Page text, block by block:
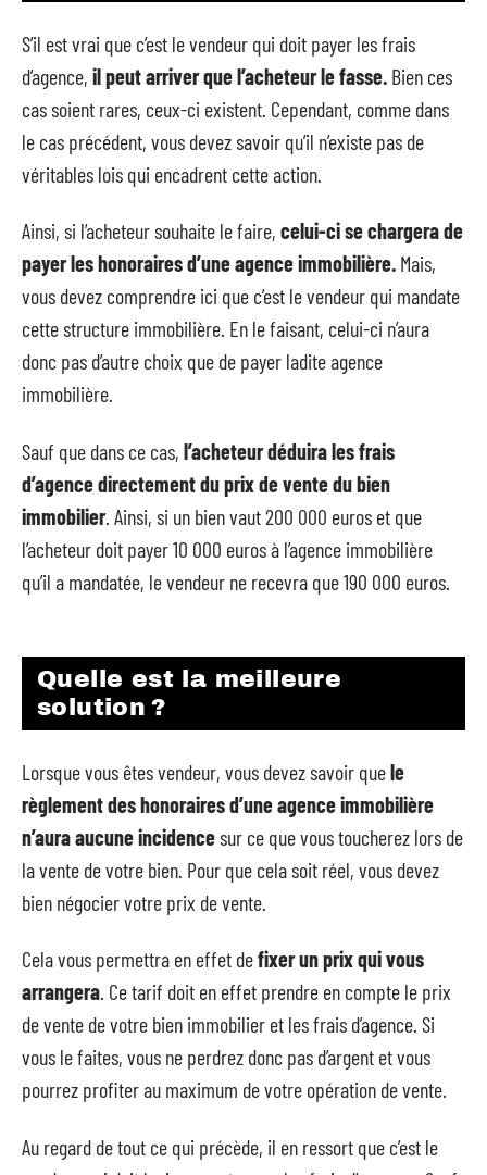
S’il est vrai que c’est le vendeur qui doit payer les frais
d’agence, il peut arriver que l’acheteur le fasse. Bien ces
cas soient rares, ceux-ci existent. Cependant, comme dans
le cas précédent, vous devez savoir qu’il n’existe pas de
véritables lois qui encadrent cette action.
Ainsi, si l’acheteur souhaite le faire, celui-ci se chargera de
payer les honoraires d’une agence immobilière. Mais,
vous devez comprendre ici que c’est le vendeur qui mandate
cette structure immobilière. En le faisant, celui-ci n’aura
donc pas d’autre choix que de payer ladite agence
immobilière.
Sauf que dans ce cas, l’acheteur déduira les frais
d’agence directement du prix de vente du bien
immobilier. Ainsi, si un bien vaut 200 000 euros et que
l’acheteur doit payer 10 000 euros à l’agence immobilière
qu’il a mandatée, le vendeur ne recevra que 190 000 euros.
Quelle est la meilleure
solution ?
Lorsque vous êtes vendeur, vous devez savoir quele
règlement des honoraires d’une agence immobilière
n’aura aucune incidencesur ce que vous toucherez lors de
la vente de votre bien. Pour que cela soit réel, vous devez
bien négocier votre prix de vente.
Cela vous permettra en effet defixer un prix qui vous
arrangera. Ce tarif doit en effet prendre en compte le prix
de vente de votre bien immobilier et les frais d’agence. Si
vous le faites, vous ne perdrez donc pas d’argent et vous
pourrez profiter au maximum de votre opération de vente.
Au regard de tout ce qui précède, il en ressort que c’est le